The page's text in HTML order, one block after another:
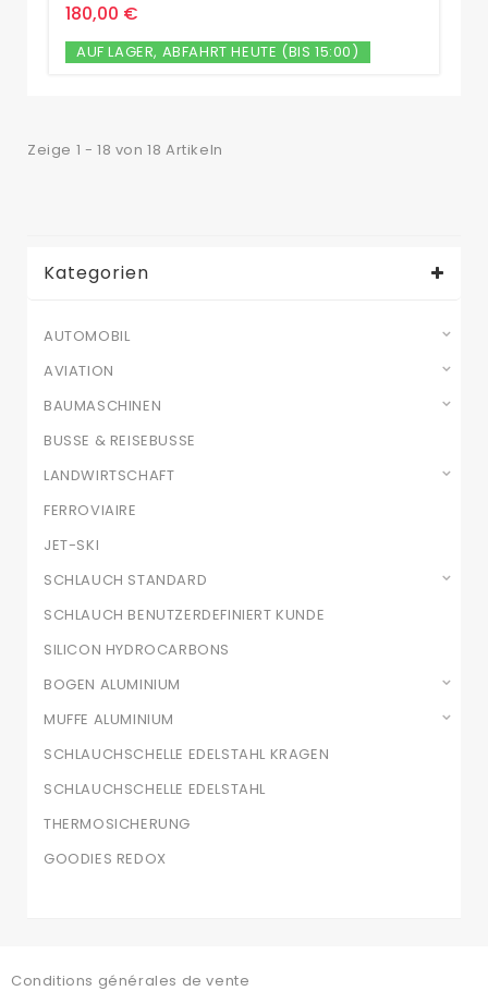
180,00 €
AUF LAGER, ABFAHRT HEUTE (BIS 15:00)
Zeige 1 - 18 von 18 Artikeln
Kategorien
AUTOMOBIL
AVIATION
BAUMASCHINEN
BUSSE & REISEBUSSE
LANDWIRTSCHAFT
FERROVIAIRE
JET-SKI
SCHLAUCH STANDARD
SCHLAUCH BENUTZERDEFINIERT KUNDE
SILICON HYDROCARBONS
BOGEN ALUMINIUM
MUFFE ALUMINIUM
SCHLAUCHSCHELLE EDELSTAHL KRAGEN
SCHLAUCHSCHELLE EDELSTAHL
THERMOSICHERUNG
GOODIES REDOX
Conditions générales de vente